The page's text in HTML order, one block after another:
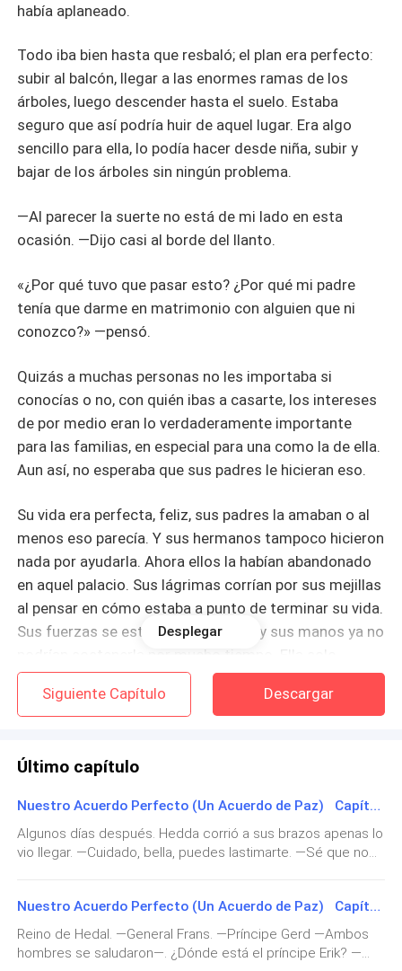
había aplaneado.
Todo iba bien hasta que resbaló; el plan era perfecto:
subir al balcón, llegar a las enormes ramas de los
árboles, luego descender hasta el suelo. Estaba
seguro que así podría huir de aquel lugar. Era algo
sencillo para ella, lo podía hacer desde niña, subir y
bajar de los árboles sin ningún problema.
—Al parecer la suerte no está de mi lado en esta
ocasión. —Dijo casi al borde del llanto.
«¿Por qué tuvo que pasar esto? ¿Por qué mi padre
tenía que darme en matrimonio con alguien que ni
conozco?» —pensó.
Quizás a muchas personas no les importaba si
conocías o no, con quién ibas a casarte, los intereses
de por medio eran lo verdaderamente importante
para las familias, en especial para una como la de ella.
Aun así, no esperaba que sus padres le hicieran eso.
Su vida era perfecta, feliz, sus padres la amaban o al
menos eso parecía. Y sus hermanos tampoco hicieron
nada por ayudarla. Ahora ellos la habían abandonado
en aquel palacio. Sus lágrimas corrían por sus mejillas
al pensar en cómo estaba a punto de terminar su vida.
Sus fuerzas se estaban debilitando y sus manos ya no
podrían sostenerla por mucho tiempo. Ella solo
deseaba estar con la persona que su corazón quería
de verdad y algún día casarse con él. Pero si su
cálidas sostener sus brazos, miró hacia arriba y se
encontró con los ojos azules del hombre que sería su
esposo. Erik Nordin, príncipe de Besian.
En aquel entonces existían ocho reinos, los cuales
dominaban el mundo, unos más grandes que otros:
Besian, Hedal, Slarin, Okaris, Ceseon, Truven, Zehan y
Desplegar
Siguiente Capítulo Descargar
Último capítulo
Nuestro Acuerdo Perfecto (Un Acuerdo de Paz) Capítulo 44. Tenemos un acuerdo
Algunos días después. Hedda corrió a sus brazos apenas lo
vio llegar. —Cuidado, bella, puedes lastimarte. —Sé que no
besaba y por supuesto que nunca volvería a permitir que
algo le hiciera daño, ni siquiera él. Todo el tiempo ella se
había mantenido en calma mientras esperaba por él. En
parte, era su confianza en su esposo y, también sabía que
Nuestro Acuerdo Perfecto (Un Acuerdo de Paz) Capítulo 43. Legítimo rey
Reino de Hedal. —General Frans. —Príncipe Gerd —Ambos
hombres se saludaron—. ¿Dónde está el príncipe Erik? —